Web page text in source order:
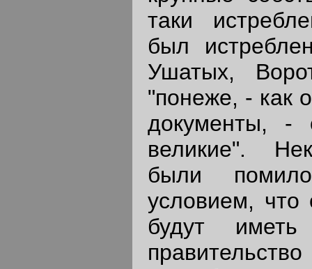
таки
был
Ушатых,
"понеже, - как
документы, -
великие".
были
условием,
будут